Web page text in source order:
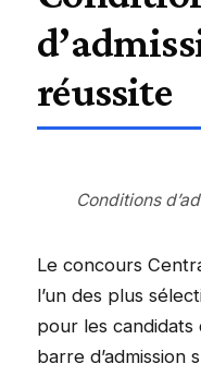
réussite
Conditions
Le concours
l’un des plus
pour les candidats
barre d’admission